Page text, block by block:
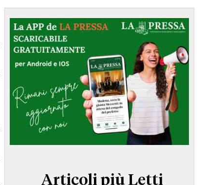
MAPPA DEL SITO
NORMATIVE
DEONTOLOGICHE
TERMINI e CONDIZIONI
Articoli più Letti